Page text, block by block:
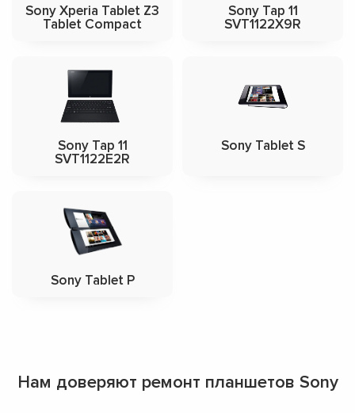
Sony Xperia Tablet Z3
Tablet Compact
Sony Tap 11
SVT1122X9R
Sony Tap 11
SVT1122E2R
Sony Tablet S
Sony Tablet P
Нам доверяют ремонт планшетов Sony